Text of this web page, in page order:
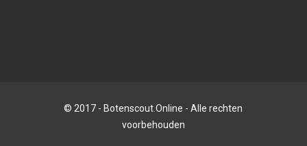
© 2017 - Botenscout.Online - Alle rechten
voorbehouden